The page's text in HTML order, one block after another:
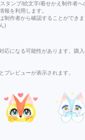
タンプ/絵文字/着せかえ制作者
報を利用します。
制作者から確認することができ
)
応になる可能性があります。購
プレビューが表示されます。